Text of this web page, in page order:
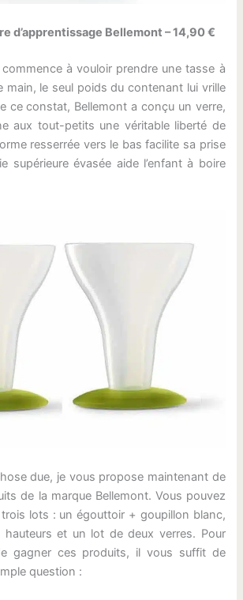
d’apprentissage Bellemont – 14,90 €
commence à vouloir prendre une tasse à
main, le seul poids du contenant lui vrille
ce constat, Bellemont a conçu un verre,
aux tout-petits une véritable liberté de
resserrée vers le bas facilite sa prise
supérieure évasée aide l’enfant à boire
due, je vous propose maintenant de
de la marque Bellemont. Vous pouvez
lots : un égouttoir + goupillon blanc,
et un lot de deux verres. Pour
gagner ces produits, il vous suffit de
question :